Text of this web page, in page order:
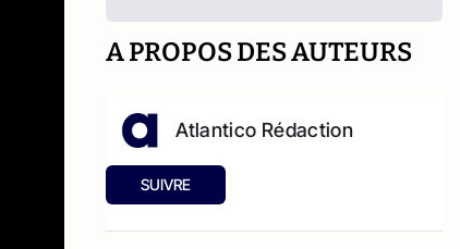
A PROPOS DES AUTEURS
Atlantico Rédaction
SUIVRE